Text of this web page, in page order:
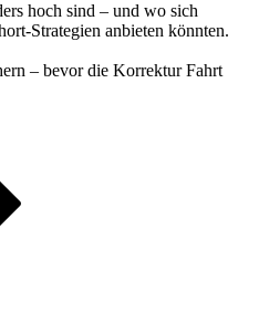
hoch sind – und wo sich
Strategien anbieten könnten.
– bevor die Korrektur Fahrt